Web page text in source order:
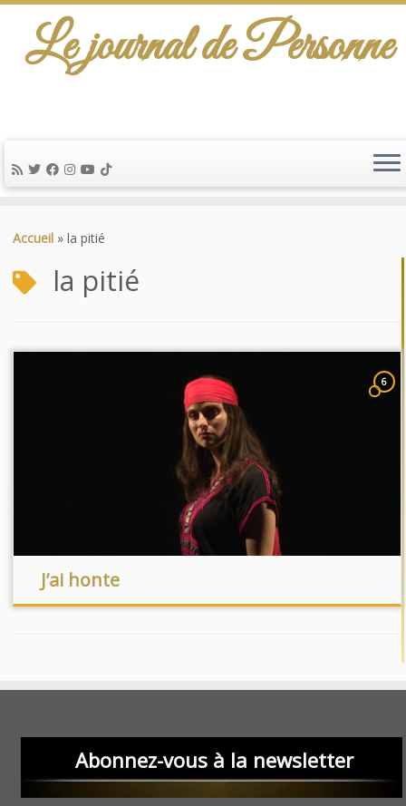
au
Le journal de Personne
Accueil » la pitié
la pitié
6
J’ai honte
Abonnez-vous à la newsletter